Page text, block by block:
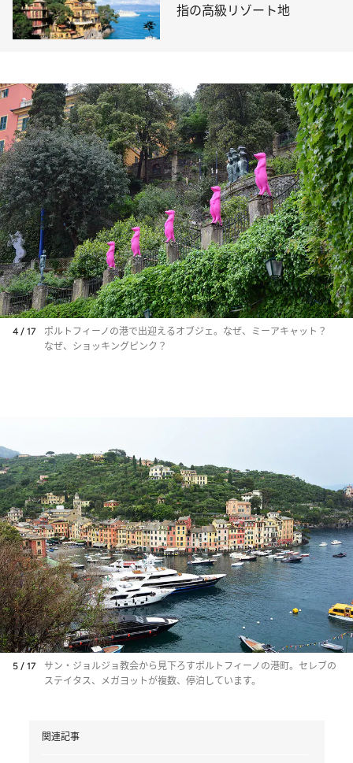
指の高級リゾート地
4 / 17
ポルトフィーノの港で出迎えるオブジェ。なぜ、ミーアキャット？
なぜ、ショッキングピンク？
5 / 17
サン・ジョルジョ教会から見下ろすポルトフィーノの港町。セレブの
ステイタス、メガヨットが複数、停泊しています。
関連記事